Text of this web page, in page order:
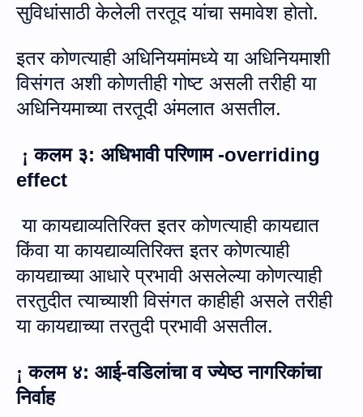
सुविधांसाठी केलेली तरतूद यांचा समावेश होतो.
इतर कोणत्याही अधिनियमांमध्ये या अधिनियमाशी
विसंगत अशी कोणतीही गोष्ट असली तरीही या
अधिनियमाच्या तरतूदी अंमलात असतील.
¡ कलम ३: अधिभावी परिणाम -overriding
effect
या कायद्याव्यतिरिक्त इतर कोणत्याही कायद्यात
किंवा या कायद्याव्यतिरिक्त इतर कोणत्याही
कायद्याच्या आधारे प्रभावी असलेल्या कोणत्याही
तरतुदीत त्याच्याशी विसंगत काहीही असले तरीही
या कायद्याच्या तरतुदी प्रभावी असतील.
¡ कलम ४: आई-वडिलांचा व ज्येष्ठ नागरिकांचा
निर्वाह